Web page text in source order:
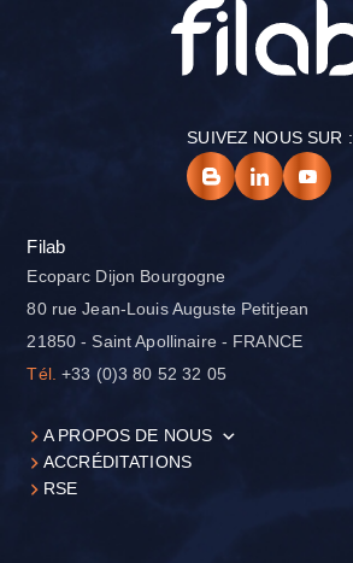
SUIVEZ NOUS SUR :
Filab
Ecoparc Dijon Bourgogne
80 rue Jean-Louis Auguste Petitjean
21850 - Saint Apollinaire - FRANCE
Tél. +33 (0)3 80 52 32 05
A PROPOS DE NOUS
ACCRÉDITATIONS
RSE